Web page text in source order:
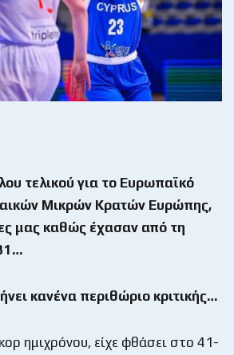
τελικού για το Ευρωπαϊκό
Μικρών Κρατών Ευρώπης,
μας καθώς έχασαν από τη
κανένα περιθώριο κριτικής…
ημιχρόνου, είχε φθάσει στο 41-